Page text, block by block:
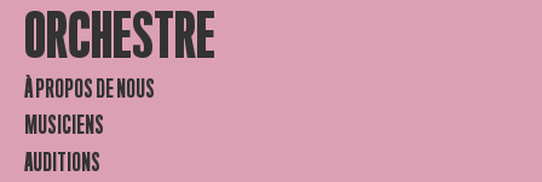
ORCHESTRE
À PROPOS DE NOUS
MUSICIENS
AUDITIONS